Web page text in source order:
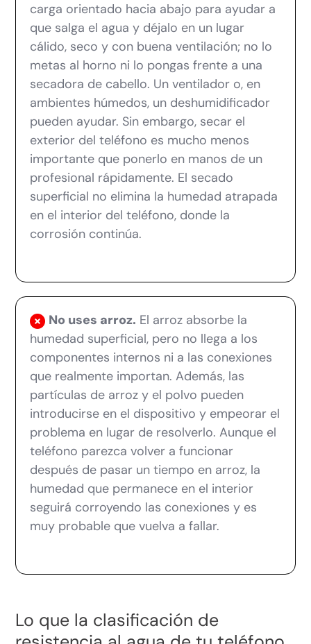
carga orientado hacia abajo para ayudar a
que salga el agua y déjalo en un lugar
cálido, seco y con buena ventilación; no lo
metas al horno ni lo pongas frente a una
secadora de cabello. Un ventilador o, en
ambientes húmedos, un deshumidificador
pueden ayudar. Sin embargo, secar el
exterior del teléfono es mucho menos
importante que ponerlo en manos de un
profesional rápidamente. El secado
superficial no elimina la humedad atrapada
en el interior del teléfono, donde la
corrosión continúa.
No uses arroz. El arroz absorbe la
humedad superficial, pero no llega a los
componentes internos ni a las conexiones
que realmente importan. Además, las
partículas de arroz y el polvo pueden
introducirse en el dispositivo y empeorar el
problema en lugar de resolverlo. Aunque el
teléfono parezca volver a funcionar
después de pasar un tiempo en arroz, la
humedad que permanece en el interior
seguirá corroyendo las conexiones y es
muy probable que vuelva a fallar.
Lo que la clasificación de